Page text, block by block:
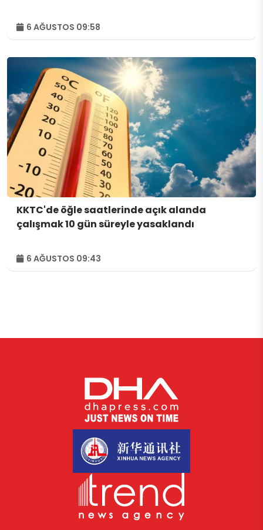
6 AĞUSTOS 09:58
KKTC'de öğle saatlerinde açık alanda
çalışmak 10 gün süreyle yasaklandı
6 AĞUSTOS 09:43